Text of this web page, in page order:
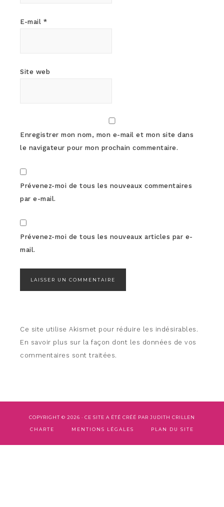
E-mail *
Site web
Enregistrer mon nom, mon e-mail et mon site dans
le navigateur pour mon prochain commentaire.
Prévenez-moi de tous les nouveaux commentaires
par e-mail.
Prévenez-moi de tous les nouveaux articles par e-
mail.
Ce site utilise Akismet pour réduire les indésirables.
En savoir plus sur la façon dont les données de vos
commentaires sont traitées.
COPYRIGHT © 2026 · CE SITE A ÉTÉ CRÉÉ PAR JUDITH CRILLEN
CHARTE MENTIONS LÉGALES PLAN DU SITE